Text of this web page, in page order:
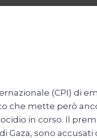
(CPI) di
che mette però
in corso. Il
sono